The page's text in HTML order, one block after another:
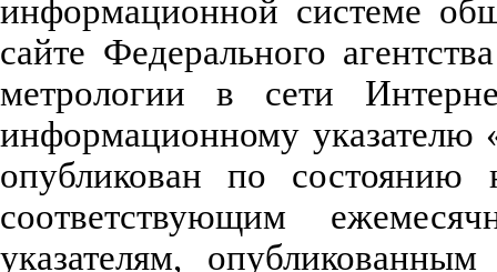
информационной системе
сайте Федерального
метрологии в сети
информационному указателю
опубликован по
соответствующим
указателям,